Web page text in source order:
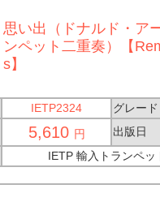
思い出（ドナルド・ア
ンペット二重奏）【
s】
IETP2324
グレード
5,610 円
出版日
IETP 輸入トランペ